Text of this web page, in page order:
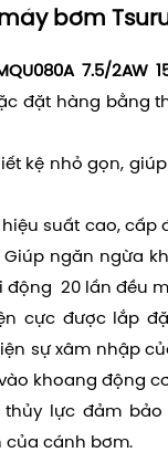
bơm
7.5/2AW
đặt hàng bằng
kệ nhỏ gọn,
suất cao, cấp
ngăn ngừa
động 20 lần đều
cực được lắp
sự xâm nhập
khoang động
lực đảm
của cánh bơm.